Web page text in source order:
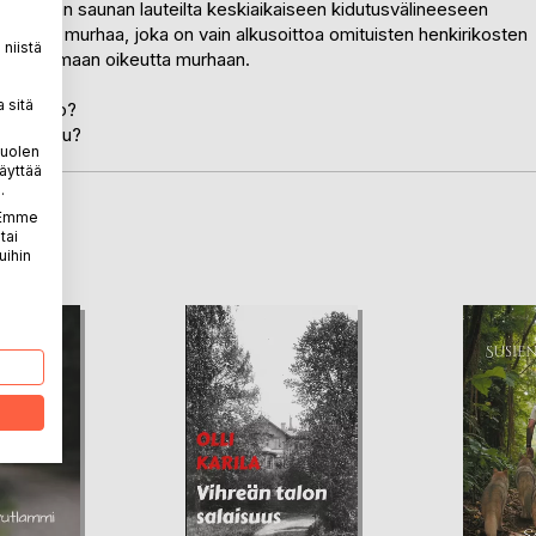
saunan lauteilta keskiaikaiseen kidutusvälineeseen
murhaa, joka on vain alkusoittoa omituisten henkirikosten
pohtimaan oikeutta murhaan.
sido?
niistä
sitä